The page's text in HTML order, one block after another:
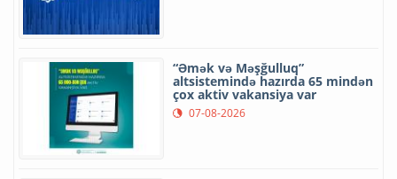
“Əmək və Məşğulluq”
altsistemində hazırda 65 mindən
çox aktiv vakansiya var
07-08-2026